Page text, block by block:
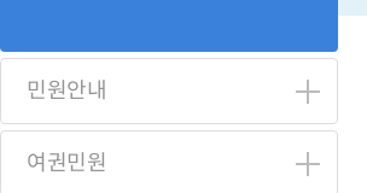
민원안내
여권민원